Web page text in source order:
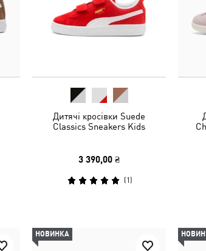
Дитячі кросівки Suede
Classics Sneakers Kids
3 390,00 ₴
(1 )
НОВИНКА